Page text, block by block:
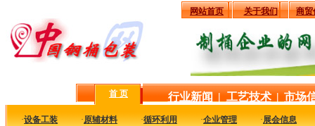
网站首页 关于我们 商贸
首 页 行业新闻 | 工艺技术 | 市场
·设备工装 ·原辅材料 ·循环利用 ·企业管理 ·展会信息